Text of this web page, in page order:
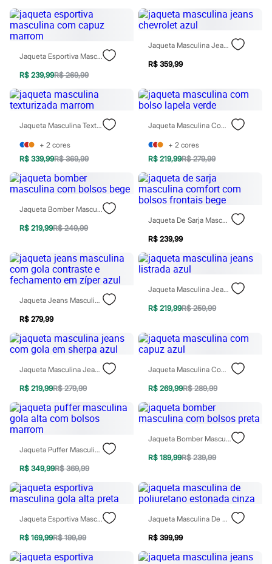
Botas
Chinelos
Sapatos
Tênis
Moda esportiva
Acessórios
Bermudas
Camisetas
Calças
Calçados
Moda íntima
Cuecas
Pijamas
Moda praia
Plus size
Blusas e Camisetas
Calças
Casacos e Jaquetas
Jeans
Moda esportiva
Shorts e Bermudas
Todos os produtos
Em alta
Arrumadinho para os meninos
Romântico para as meninas
Inverno
Novidades
Roupas menina
0 a 24 meses
4 a 12 anos
10 a 16 anos
Roupas menino
1 a 5 anos
4 a 12 anos
10 a 16 anos
Acessórios
Recém-nascido
Bolsas e Mochilas
Chapéus
Botas
Chinelos
Pantufas
Jaqueta Esportiva Masculina Com Capuz Marrom
R$ 239,99R$ 269,99
Jaqueta Masculina Jeans Chevrolet Azul
R$ 359,99
Jaqueta Masculina Texturizada Marrom
+ 2 cores
R$ 339,99R$ 369,99
Jaqueta Masculina Com Bolso Lapela Verde
+ 2 cores
R$ 219,99R$ 279,99
Jaqueta Bomber Masculina Com Bolsos Bege
R$ 219,99R$ 249,99
Jaqueta De Sarja Masculina Comfort Com Bolsos Frontais Bege
R$ 239,99
Jaqueta Jeans Masculina Com Gola Contraste E Fechamento Em Zíper Azul
R$ 279,99
Jaqueta Masculina Jeans Listrada Azul
R$ 219,99R$ 259,99
Jaqueta Masculina Jeans Com Gola Em Sherpa Azul
R$ 219,99R$ 279,99
Jaqueta Masculina Com Capuz Azul
R$ 269,99R$ 289,99
Jaqueta Puffer Masculina Gola Alta Com Bolsos Marrom
R$ 349,99R$ 369,99
Jaqueta Bomber Masculina Com Bolsos Preta
R$ 189,99R$ 239,99
Jaqueta Esportiva Masculina Gola Alta Preta
R$ 169,99R$ 199,99
Jaqueta Masculina De Poliuretano Estonada Cinza
R$ 399,99